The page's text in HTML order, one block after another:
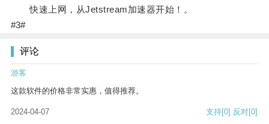
快速上网，从Jetstream加速器开始！。
#3#
评论
游客
这款软件的价格非常实惠，值得推荐。
2024-04-07 支持[0] 反对[0]